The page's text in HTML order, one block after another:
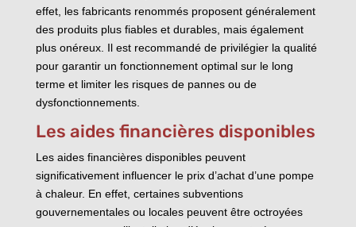
effet, les fabricants renommés proposent généralement
des produits plus fiables et durables, mais également
plus onéreux. Il est recommandé de privilégier la qualité
pour garantir un fonctionnement optimal sur le long
terme et limiter les risques de pannes ou de
dysfonctionnements.
Les aides financières disponibles
Les aides financières disponibles peuvent
significativement influencer le prix d’achat d’une pompe
à chaleur. En effet, certaines subventions
gouvernementales ou locales peuvent être octroyées